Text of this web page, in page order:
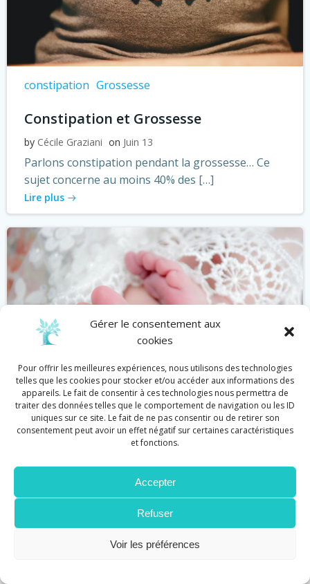
Gérer le consentement aux
cookies
Pour offrir les meilleures expériences, nous utilisons des technologies
telles que les cookies pour stocker et/ou accéder aux informations des
appareils. Le fait de consentir à ces technologies nous permettra de
traiter des données telles que le comportement de navigation ou les ID
uniques sur ce site. Le fait de ne pas consentir ou de retirer son
consentement peut avoir un effet négatif sur certaines caractéristiques
et fonctions.
Accepter
Refuser
Voir les préférences
constipation Grossesse
Constipation et Grossesse
by Cécile Graziani on Juin 13
Parlons constipation pendant la grossesse… Ce
sujet concerne au moins 40% des […]
Lire plus
Réflexologie et défenses immunitaires
Juin 11
Stimuler les défenses immunitaires en touchant
les pieds, en voilà une drôle […]